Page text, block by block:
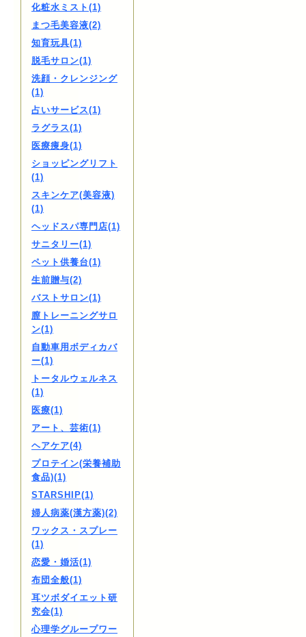
化粧水ミスト(1)
まつ毛美容液(2)
知育玩具(1)
脱毛サロン(1)
洗顔・クレンジング
(1)
占いサービス(1)
ラグラス(1)
医療痩身(1)
ショッピングリフト
(1)
スキンケア(美容液)
(1)
ヘッドスパ専門店(1)
サニタリー(1)
ペット供養台(1)
生前贈与(2)
バストサロン(1)
膣トレーニングサロ
ン(1)
自動車用ボディカバ
ー(1)
トータルウェルネス
(1)
医療(1)
アート、芸術(1)
ヘアケア(4)
プロテイン(栄養補助
食品)(1)
STARSHIP(1)
婦人病薬(漢方薬)(2)
ワックス・スプレー
(1)
恋愛・婚活(1)
布団全般(1)
耳ツボダイエット研
究会(1)
心理学グループワー